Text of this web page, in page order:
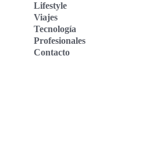
Lifestyle
Viajes
Tecnología
Profesionales
Contacto